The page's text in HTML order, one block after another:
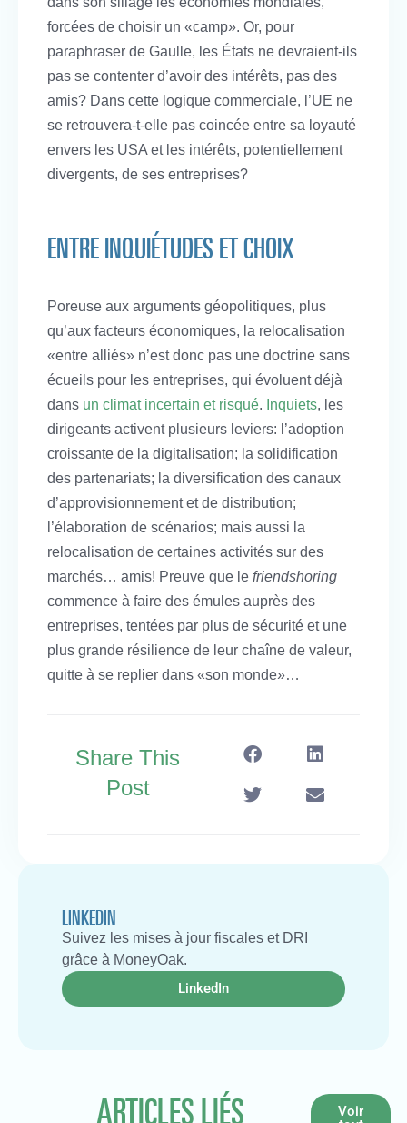
forcées de choisir un «camp». Or, pour
paraphraser de Gaulle, les États ne devraient-ils
pas se contenter d’avoir des intérêts, pas des
amis? Dans cette logique commerciale, l’UE ne
se retrouvera-t-elle pas coincée entre sa loyauté
envers les USA et les intérêts, potentiellement
divergents, de ses entreprises?
ENTRE INQUIÉTUDES ET CHOIX
Poreuse aux arguments géopolitiques, plus
qu’aux facteurs économiques, la relocalisation
«entre alliés» n’est donc pas une doctrine sans
écueils pour les entreprises, qui évoluent déjà
dans un climat incertain et risqué. Inquiets, les
dirigeants activent plusieurs leviers: l’adoption
croissante de la digitalisation; la solidification
des partenariats; la diversification des canaux
d’approvisionnement et de distribution;
l’élaboration de scénarios; mais aussi la
relocalisation de certaines activités sur des
marchés… amis! Preuve que le friendshoring
commence à faire des émules auprès des
entreprises, tentées par plus de sécurité et une
plus grande résilience de leur chaîne de valeur,
quitte à se replier dans «son monde»…
Share This
Post
LINKEDIN
Suivez les mises à jour fiscales et DRI
grâce à MoneyOak.
LinkedIn
ARTICLES LIÉS
Voir